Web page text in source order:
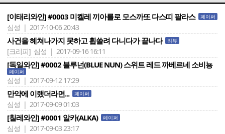
[이태리와인] #0003 미켈레 끼아를로 모스까또 다스띠 팔라스 페이퍼
심성 | 2017-10-06 20:43
사건을 헤쳐나가지 못하고 휩쓸려 다니다가 끝나다 리뷰
[크리피] 심성 | 2017-09-16 16:11
[독일와인] #0002 블루넌(BLUE NUN) 스위트 레드 까베르네 소비뇽
페이퍼
심성 | 2017-09-12 17:29
만약에 이랬더라면... 페이퍼
심성 | 2017-09-09 01:03
[칠레와인] #0001 알카(ALKA) 페이퍼
심성 | 2017-09-03 23:17